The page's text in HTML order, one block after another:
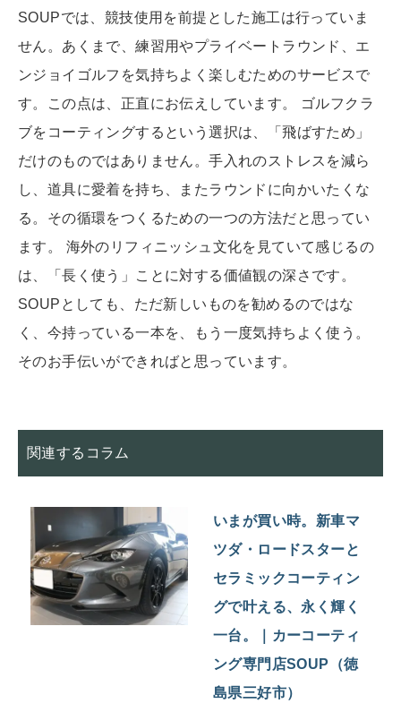
SOUPでは、競技使用を前提とした施工は行っていま
せん。あくまで、練習用やプライベートラウンド、エ
ンジョイゴルフを気持ちよく楽しむためのサービスで
す。この点は、正直にお伝えしています。 ゴルフクラ
ブをコーティングするという選択は、「飛ばすため」
だけのものではありません。手入れのストレスを減ら
し、道具に愛着を持ち、またラウンドに向かいたくな
る。その循環をつくるための一つの方法だと思ってい
ます。 海外のリフィニッシュ文化を見ていて感じるの
は、「長く使う」ことに対する価値観の深さです。
SOUPとしても、ただ新しいものを勧めるのではな
く、今持っている一本を、もう一度気持ちよく使う。
そのお手伝いができればと思っています。
関連するコラム
いまが買い時。新車マ
ツダ・ロードスターと
セラミックコーティン
グで叶える、永く輝く
一台。｜カーコーティ
ング専門店SOUP（徳
島県三好市）